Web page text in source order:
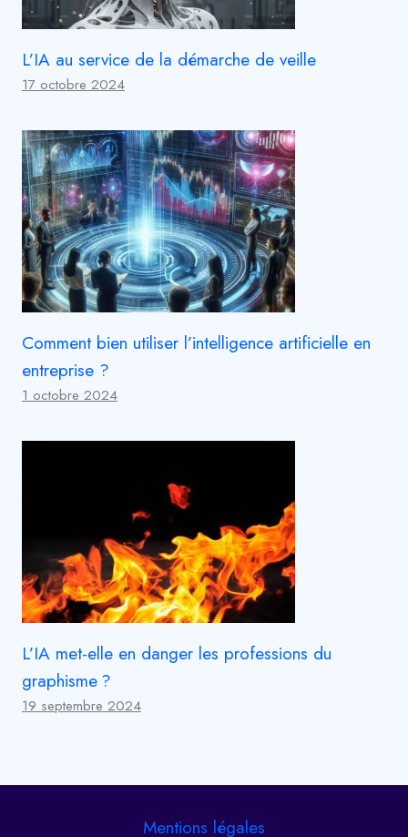
L’IA au service de la démarche de veille
17 octobre 2024
Comment bien utiliser l’intelligence artificielle en
entreprise ?
1 octobre 2024
L’IA met-elle en danger les professions du
graphisme ?
19 septembre 2024
Mentions légales